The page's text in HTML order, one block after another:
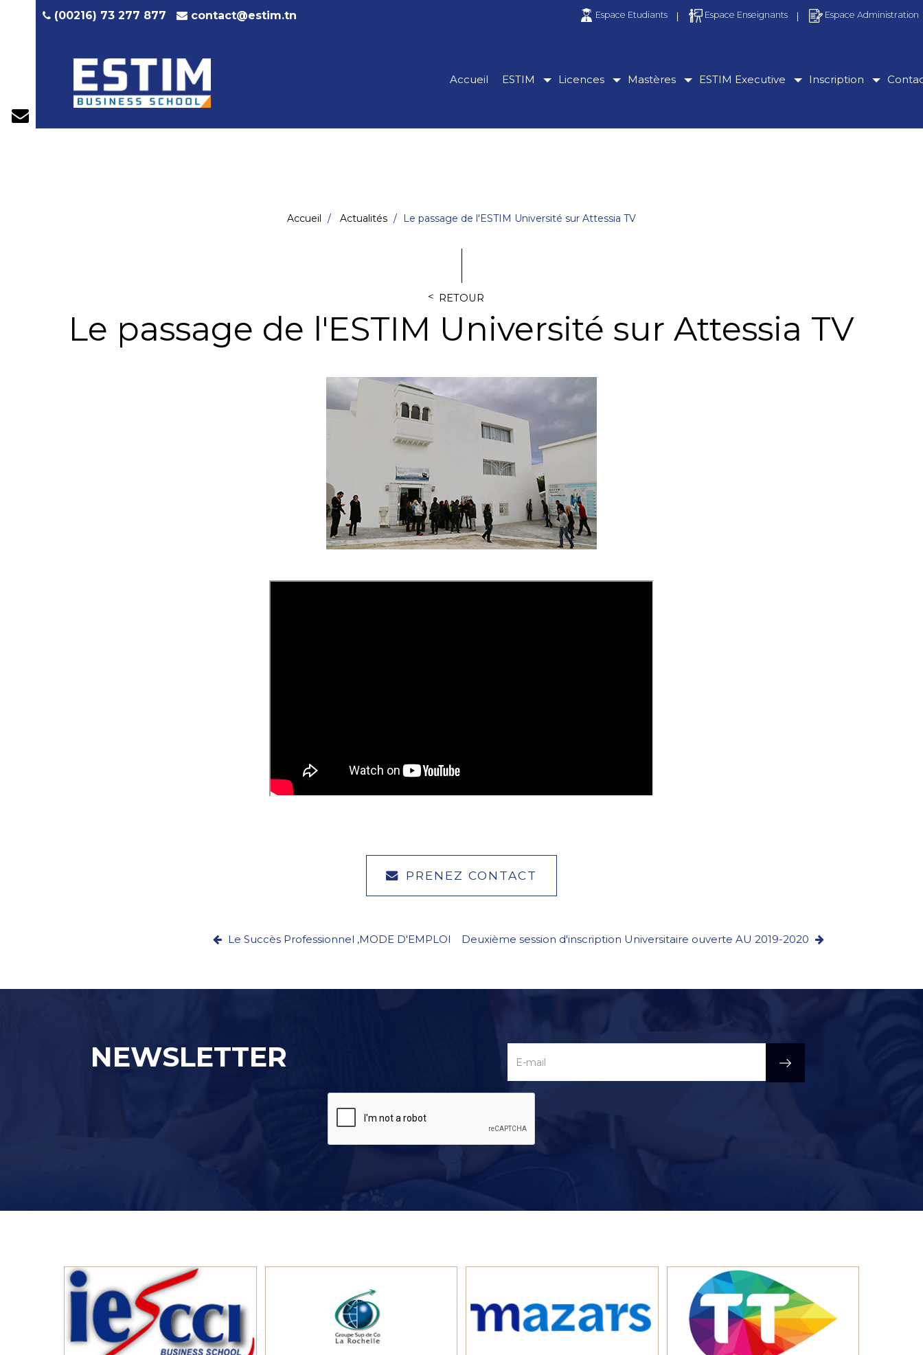
(00216) 73 277 877 contact@estim.tn Espace Etudiants Espace Enseignants Espace Administration
Accueil ESTIM Licences Mastères ESTIM Executive Inscription
Accueil Actualités Le passage de l'ESTIM Université sur Attessia TV
RETOUR
Le passage de l'ESTIM Université sur Attessia TV
PRENEZ CONTACT
Le Succès Professionnel ,MODE D'EMPLOI Deuxième session d'inscription Universitaire ouverte AU 2019-2020
NEWSLETTER